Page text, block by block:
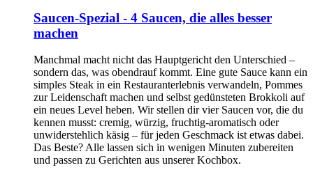
Saucen-Spezial - 4 Saucen, die alles besser
machen
Manchmal macht nicht das Hauptgericht den Unterschied –
sondern das, was obendrauf kommt. Eine gute Sauce kann ein
simples Steak in ein Restauranterlebnis verwandeln, Pommes
zur Leidenschaft machen und selbst gedünsteten Brokkoli auf
ein neues Level heben. Wir stellen dir vier Saucen vor, die du
kennen musst: cremig, würzig, fruchtig-aromatisch oder
unwiderstehlich käsig – für jeden Geschmack ist etwas dabei.
Das Beste? Alle lassen sich in wenigen Minuten zubereiten
und passen zu Gerichten aus unserer Kochbox.